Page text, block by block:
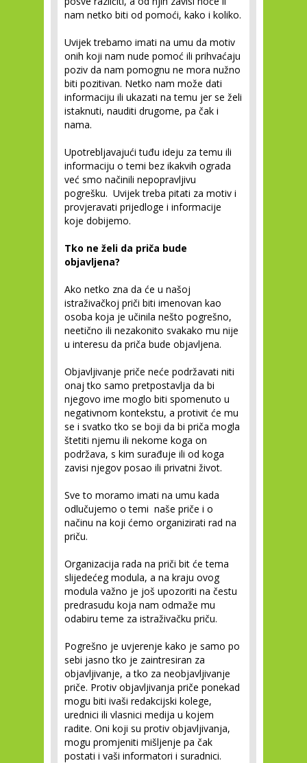
nam netko biti od pomoći, kako i koliko.
Uvijek trebamo imati na umu da motiv
onih koji nam nude pomoć ili prihvaćaju
poziv da nam pomognu ne mora nužno
biti pozitivan. Netko nam može dati
informaciju ili ukazati na temu jer se želi
istaknuti, nauditi drugome, pa čak i
nama.
Upotrebljavajući tuđu ideju za temu ili
informaciju o temi bez ikakvih ograda
već smo načinili nepopravljivu
pogrešku. Uvijek treba pitati za motiv i
provjeravati prijedloge i informacije
koje dobijemo.
Tko ne želi da priča bude
objavljena?
Ako netko zna da će u našoj
istraživačkoj priči biti imenovan kao
osoba koja je učinila nešto pogrešno,
neetično ili nezakonito svakako mu nije
u interesu da priča bude objavljena.
Objavljivanje priče neće podržavati niti
onaj tko samo pretpostavlja da bi
njegovo ime moglo biti spomenuto u
negativnom kontekstu, a protivit će mu
se i svatko tko se boji da bi priča mogla
štetiti njemu ili nekome koga on
podržava, s kim surađuje ili od koga
zavisi njegov posao ili privatni život.
Sve to moramo imati na umu kada
odlučujemo o temi naše priče i o
načinu na koji ćemo organizirati rad na
priču.
Organizacija rada na priči bit će tema
slijedećeg modula, a na kraju ovog
modula važno je još upozoriti na čestu
predrasudu koja nam odmaže mu
odabiru teme za istraživačku priču.
Pogrešno je uvjerenje kako je samo po
sebi jasno tko je zaintresiran za
objavljivanje, a tko za neobjavljivanje
priče. Protiv objavljivanja priče ponekad
mogu biti ivaši redakcijski kolege,
urednici ili vlasnici medija u kojem
radite. Oni koji su protiv objavljivanja,
mogu promjeniti mišljenje pa čak
postati i vaši informatori i suradnici.